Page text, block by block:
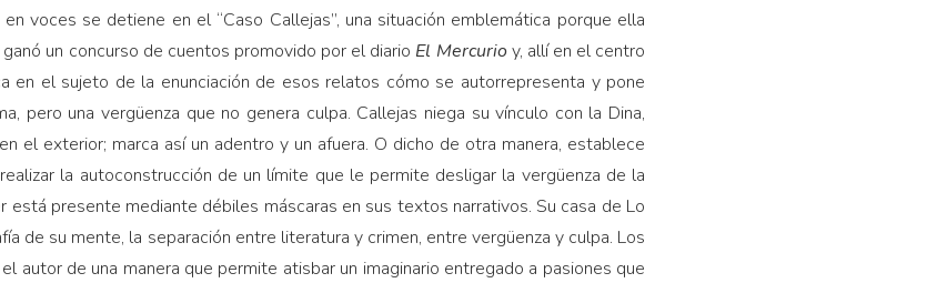
voces se detiene en el “Caso Callejas”, una situación emblemática porque ella
un concurso de cuentos promovido por el diario El Mercurioy, allí en el centro
en el sujeto de la enunciación de esos relatos cómo se autorrepresenta y pone
pero una vergüenza que no genera culpa. Callejas niega su vínculo con la Dina,
el exterior; marca así un adentro y un afuera. O dicho de otra manera, establece
la autoconstrucción de un límite que le permite desligar la vergüenza de la
está presente mediante débiles máscaras en sus textos narrativos. Su casa de Lo
de su mente, la separación entre literatura y crimen, entre vergüenza y culpa. Los
autor de una manera que permite atisbar un imaginario entregado a pasiones que